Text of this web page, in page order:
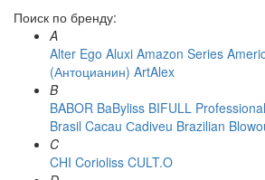
Поиск по бренду:
A
Alter Ego Aluxi Amazon Series
(Антоцианин) ArtAlex
B
BABOR BaByliss BIFULL Professional
Brasil Cacau Сadiveu Brazilian
C
CHI Corioliss CULT.O